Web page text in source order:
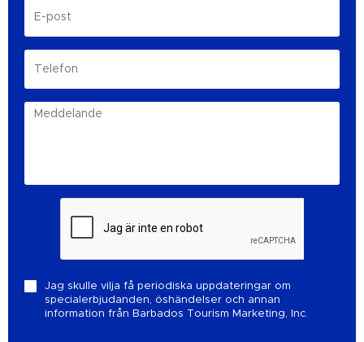
Jag skulle vilja få periodiska uppdateringar om
specialerbjudanden, öshändelser och annan
information från Barbados Tourism Marketing, Inc.